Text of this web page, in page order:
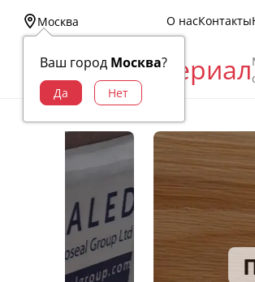
Москва
Ваш город Москва?
О насКонтакты
Витраж Материал